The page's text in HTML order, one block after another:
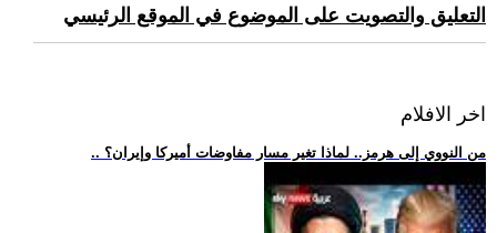
التعليق والتصويت على الموضوع في الموقع الرئيسي
اخر الافلام
.. من النووي إلى هرمز.. لماذا تغير مسار مفاوضات أميركا وإيران؟